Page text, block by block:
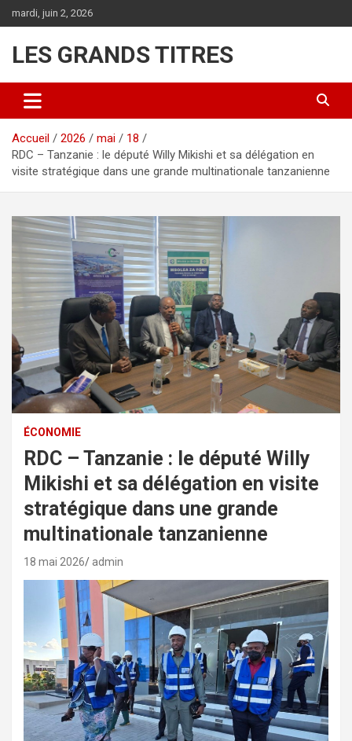
au
mardi, juin 2, 2026
LES GRANDS TITRES
Accueil 2026 mai
18
RDC – Tanzanie : le député Willy Mikishi et sa délégation en
visite stratégique dans une grande multinationale tanzanienne
ÉCONOMIE
RDC – Tanzanie : le député Willy
Mikishi et sa délégation en visite
stratégique dans une grande
multinationale tanzanienne
18 mai 2026 admin